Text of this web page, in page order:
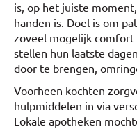
is, op het juiste
handen is. Doel is om
zoveel mogelijk
stellen hun laatste
door te brengen,
Voorheen kochten
hulpmiddelen in via
Lokale apotheken